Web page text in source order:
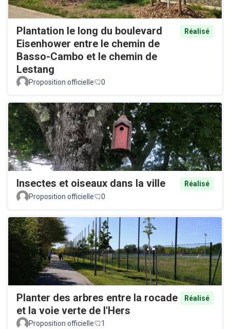
Plantation le long du boulevard
Eisenhower entre le chemin de
Basso-Cambo et le chemin de
Lestang
Réalisé
Proposition officielle 0
Insectes et oiseaux dans la ville
Réalisé
Proposition officielle
0
Planter des arbres entre la rocade
et la voie verte de l'Hers
Réalisé
Proposition officielle 1